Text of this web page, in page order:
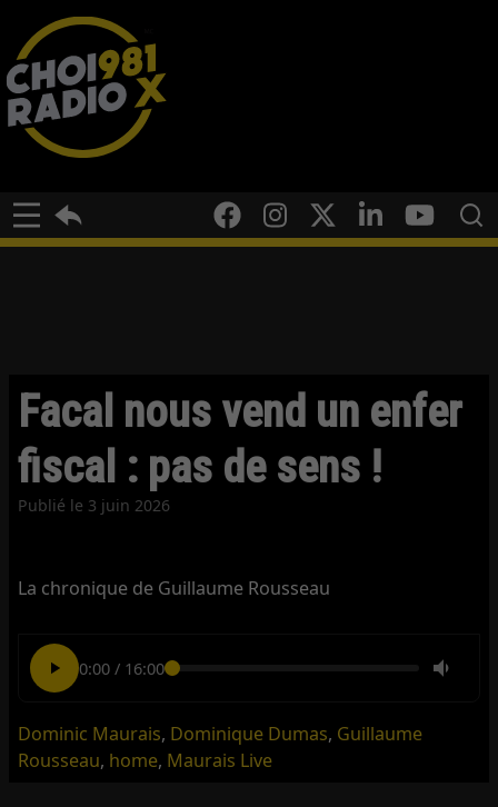
Facal nous vend un enfer
fiscal : pas de sens !
Publié le 3 juin 2026
La chronique de Guillaume Rousseau
0:00/ 16:00
Dominic Maurais, Dominique Dumas, Guillaume
Rousseau, home, Maurais Live